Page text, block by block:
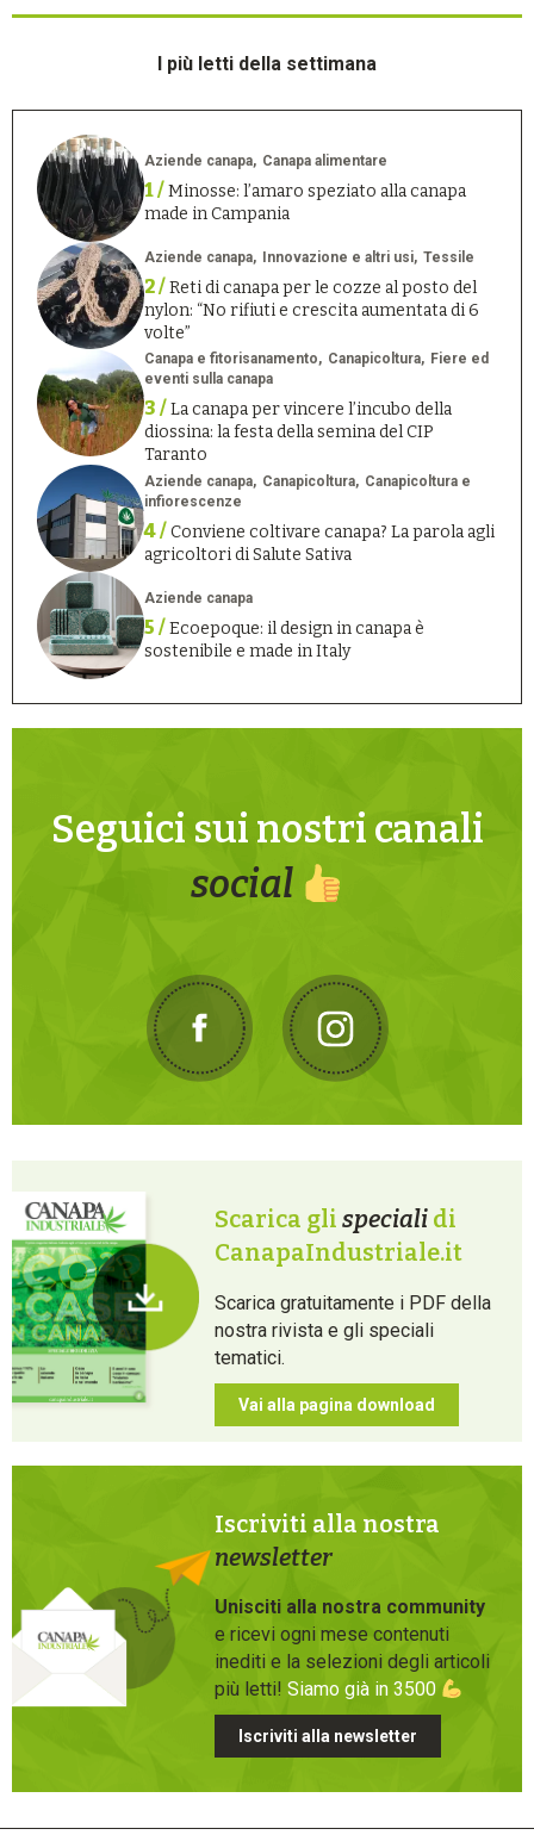
I più letti della settimana
Aziende canapa Canapa alimentare
1 /Minosse: l’amaro speziato alla canapa
made in Campania
Aziende canapa Innovazione e altri usi Tessile
2 /Reti di canapa per le cozze al posto del
nylon: “No rifiuti e crescita aumentata di 6
volte”
Canapa e fitorisanamento Canapicoltura
Fiere ed
eventi sulla canapa
3 /La canapa per vincere l’incubo della
diossina: la festa della semina del CIP
Taranto
Aziende canapa Canapicoltura
Canapicoltura e
infiorescenze
4 /Conviene coltivare canapa? La parola agli
agricoltori di Salute Sativa
Aziende canapa
5 /Ecoepoque: il design in canapa è
sostenibile e made in Italy
Seguici sui nostri canali
social
Scarica gli speciali di
CanapaIndustriale.it
Scarica gratuitamente i PDF della
nostra rivista e gli speciali
tematici.
Vai alla pagina download
Iscriviti alla nostra
newsletter
Unisciti alla nostra community
e ricevi ogni mese contenuti
inediti e la selezioni degli articoli
più letti! Siamo già in 3500
Iscriviti alla newsletter